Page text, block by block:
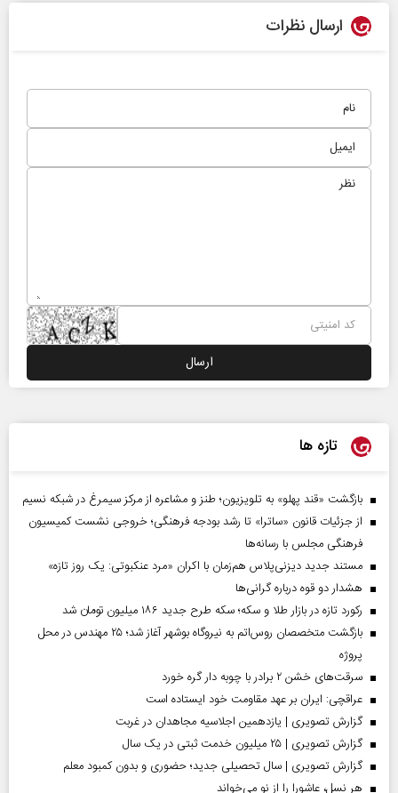
ارسال نظرات
تازه ها
بازگشت «قند پهلو» به تلویزیون؛ طنز و مشاعره از مرکز سیمرغ در شبکه نسیم
از جزئیات قانون «ساترا» تا رشد بودجه فرهنگی؛ خروجی نشست کمیسیون
فرهنگی مجلس با رسانه‌ها
مستند جدید دیزنی‌پلاس هم‌زمان با اکران «مرد عنکبوتی: یک روز تازه»
هشدار دو قوه درباره گرانی‌ها
رکورد تازه در بازار طلا و سکه؛ سکه طرح جدید ۱۸۶ میلیون تومان شد
بازگشت متخصصان روس‌اتم به نیروگاه بوشهر آغاز شد؛ ۲۵ مهندس در محل
پروژه
سرقت‌های خشن ۲ برادر با چوبه دار گره خورد
عراقچی: ایران بر عهد مقاومت خود ایستاده است
گزارش تصویری | یازدهمین اجلاسیه مجاهدان در غربت
گزارش تصویری | ۲۵ میلیون خدمت ثبتی در یک سال
گزارش تصویری | سال تحصیلی جدید؛ حضوری و بدون کمبود معلم
هر نسل، عاشورا را از نو می‌خواند